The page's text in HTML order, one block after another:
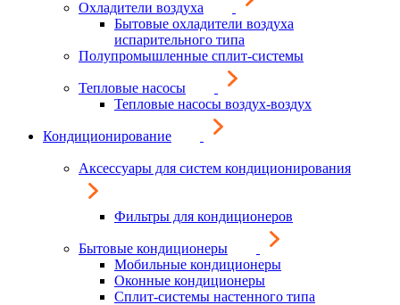
Охладители воздуха
Бытовые охладители воздуха
испарительного типа
Полупромышленные сплит-системы
Тепловые насосы
Тепловые насосы воздух-воздух
Кондиционирование
Аксессуары для систем кондиционирования
Фильтры для кондиционеров
Бытовые кондиционеры
Мобильные кондиционеры
Оконные кондиционеры
Сплит-системы настенного типа